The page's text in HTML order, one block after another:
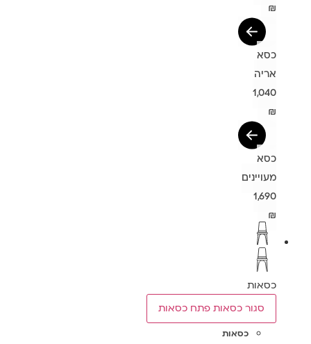
₪
כסא
אריה
1,040
₪
כסא
מעויינים
1,690
₪
כסאות
סגור כסאות פתח כסאות
כסאות